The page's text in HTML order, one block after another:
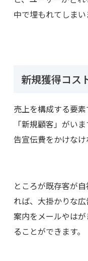
中で埋もれてしまい
新規獲得コス
売上を構成する要
「新規顧客」がい
告宣伝費をかけなけ
ところが既存客が
れば、大掛かりな
案内をメールやは
ることができます。